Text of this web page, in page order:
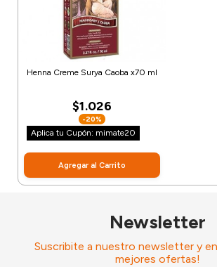
Henna Creme Surya Caoba x70 ml
$1.026
-20%
Aplica tu Cupón: mimate20
Agregar al Carrito
Newsletter
Suscribite a nuestro newsletter y
mejores ofertas!